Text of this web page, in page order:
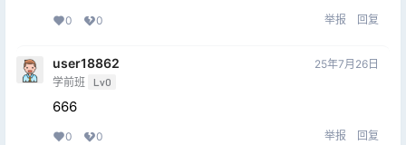
0 0 举报 回复
user18862
学前班 Lv0
25年7月26日
666
0 0 举报 回复